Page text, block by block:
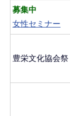
募集中
女性セミナー
豊栄文化協会祭